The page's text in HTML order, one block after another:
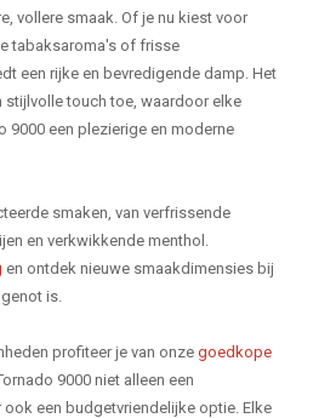
vollere smaak. Of je nu kiest voor
tabaksaroma's of frisse
een rijke en bevredigende damp. Het
stijlvolle touch toe, waardoor elke
9000 een plezierige en moderne
smaken, van verfrissende
en verkwikkende menthol.
en ontdek nieuwe smaakdimensies bij
is.
profiteer je van onze goedkope
9000 niet alleen een
een budgetvriendelijke optie. Elke